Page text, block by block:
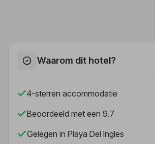
Waarom dit hotel?
4-sterren accommodatie
Beoordeeld met een 9.7
Gelegen in Playa Del Ingles